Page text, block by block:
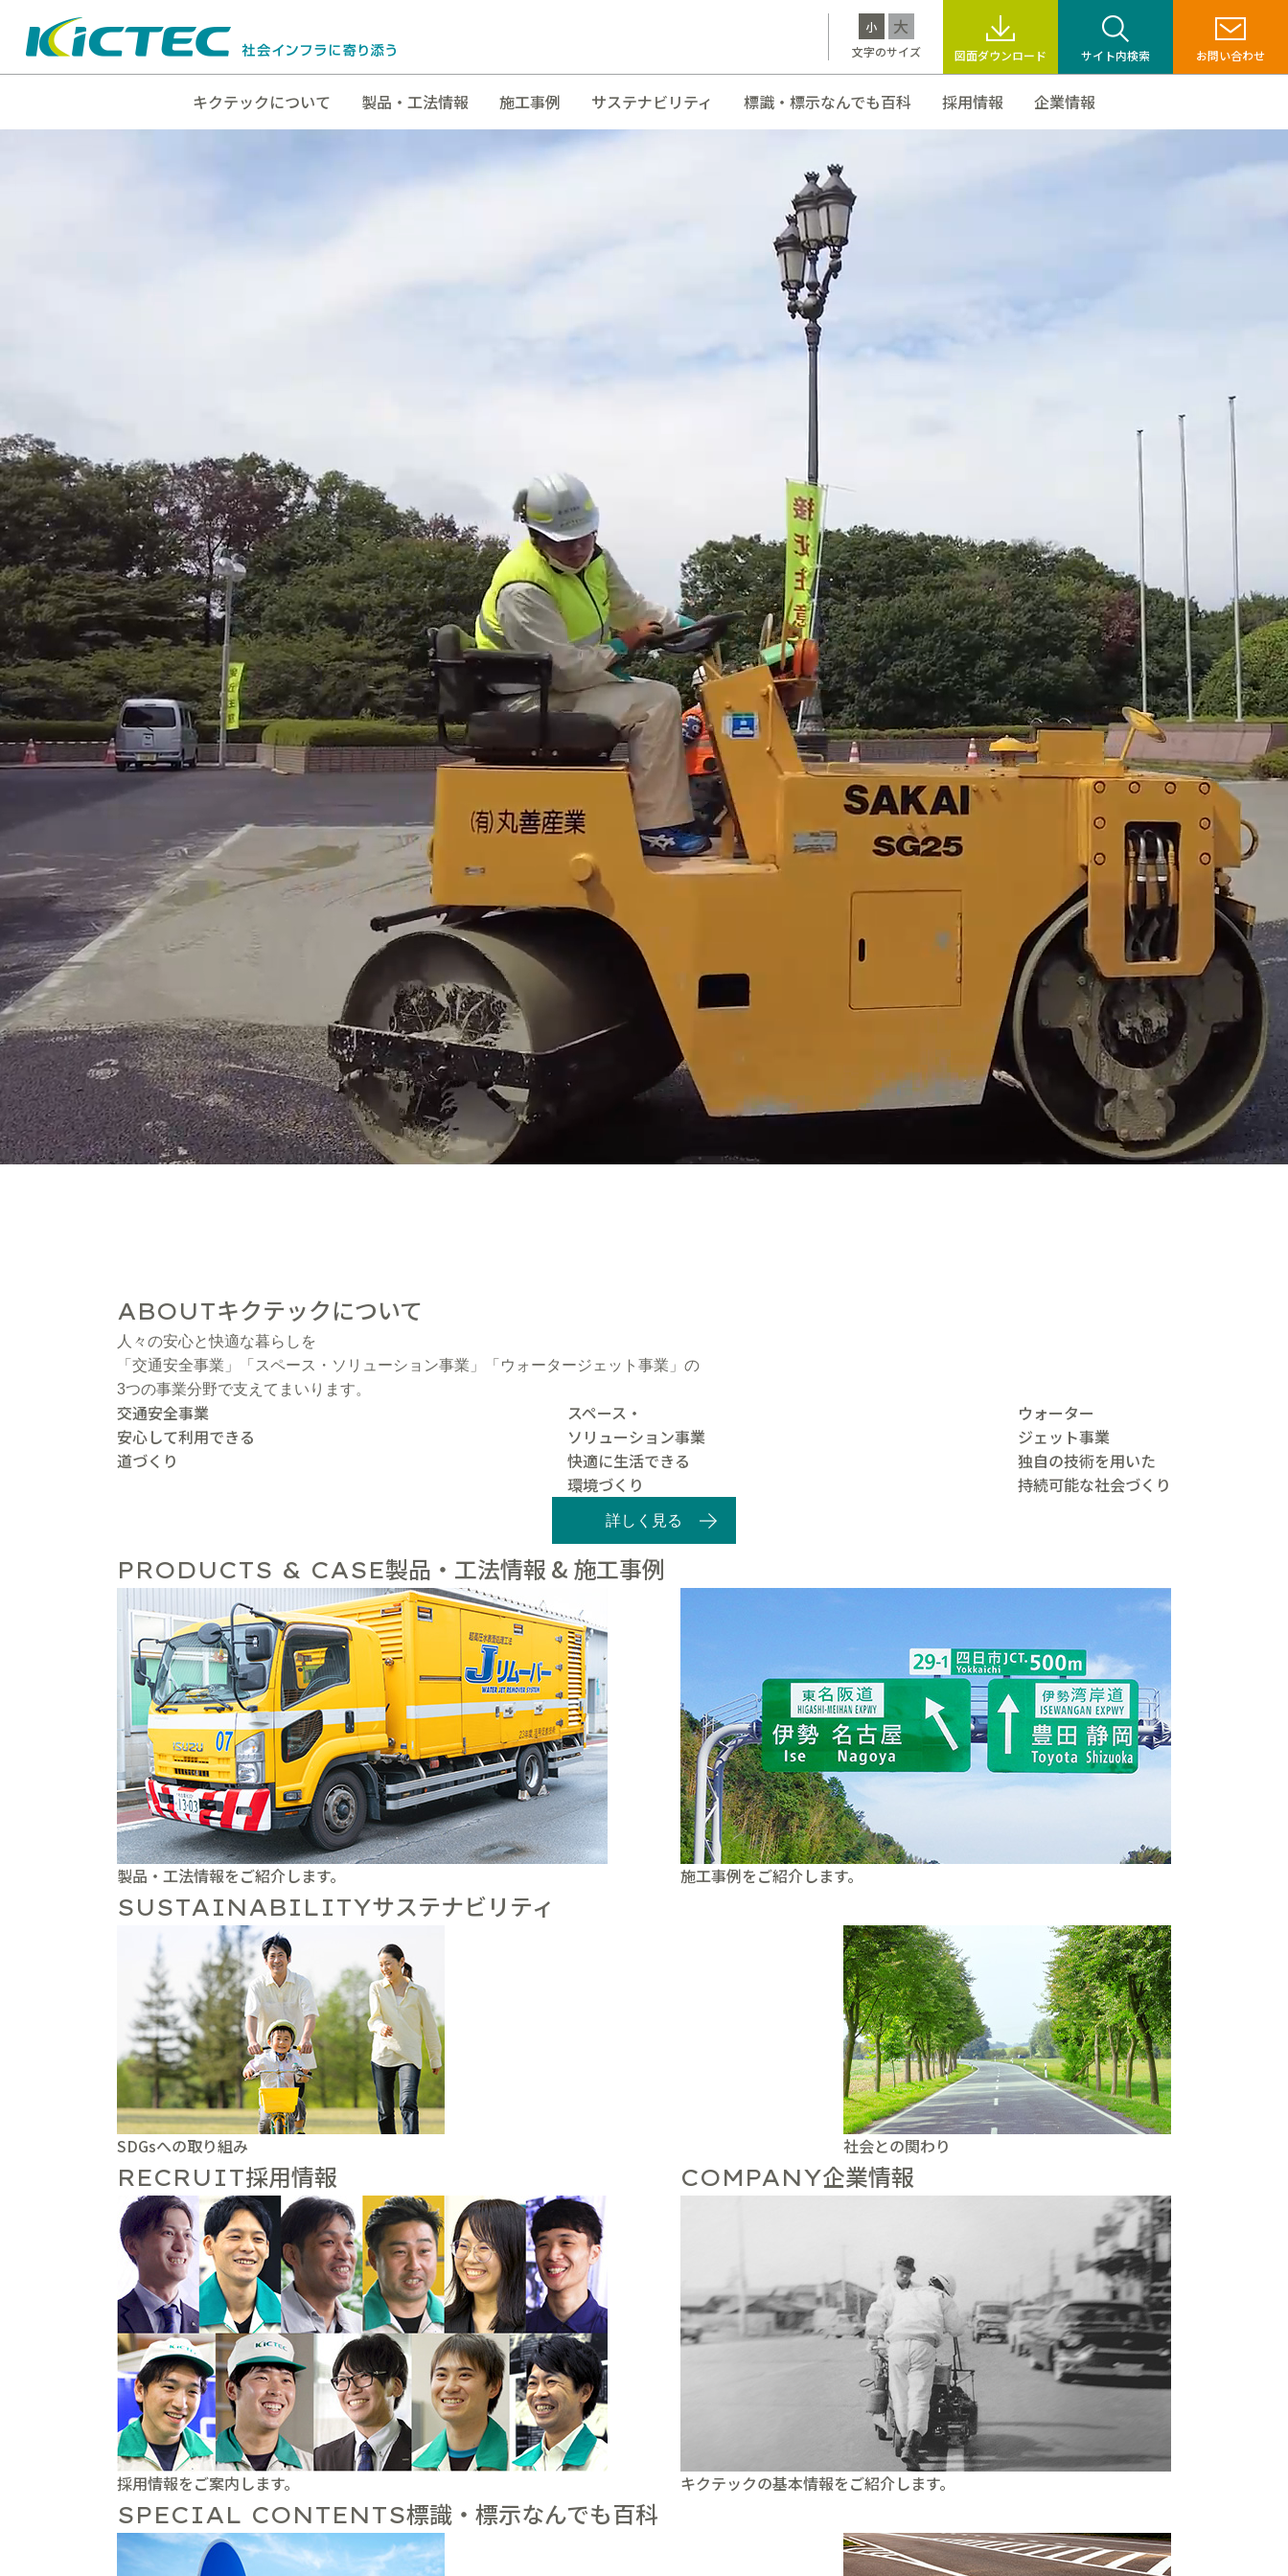
小 大
文字のサイズ 図面ダウンロード サイト内検索 お問い合わせ
キクテックについて 製品・工法情報 施工事例 サステナビリティ 標識・標示なんでも百科 採用情報 企業情報
ABOUTキクテックについて
人々の安心と快適な暮らしを
「交通安全事業」「スペース・ソリューション事業」「ウォータージェット事業」の
3つの事業分野で支えてまいります。
交通安全事業
安心して利用できる
道づくり
スペース・
ソリューション事業
快適に生活できる
環境づくり
ウォーター
ジェット事業
独自の技術を用いた
持続可能な社会づくり
詳しく見る
PRODUCTS & CASE製品・工法情報 & 施工事例
製品・工法情報をご紹介します。 施工事例をご紹介します。
SUSTAINABILITYサステナビリティ
SDGsへの取り組み 社会との関わり
RECRUIT採用情報
採用情報をご案内します。
COMPANY企業情報
キクテックの基本情報をご紹介します。
SPECIAL CONTENTS標識・標示なんでも百科